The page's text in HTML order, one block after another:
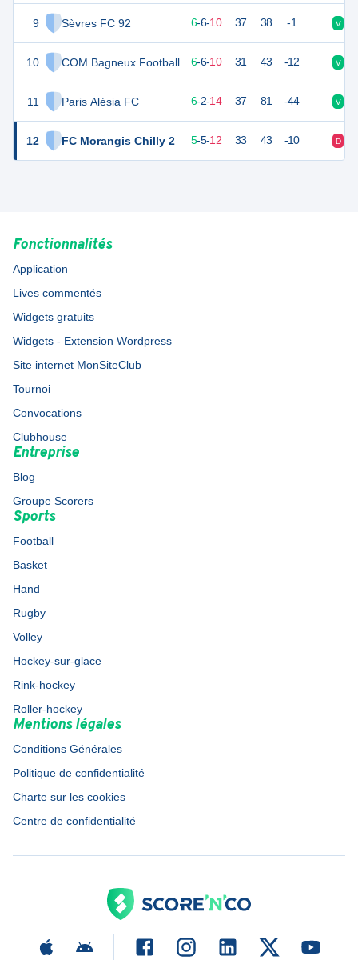
9 Sèvres FC 92
10 COM Bagneux Football
11 Paris Alésia FC
12 FC Morangis Chilly 2
6-6-10 37 38 -1 V
24 22 6-6-10 31 43 -12 V
6-2-14 37 81 -44 V
19 22 5-5-12 33 43 -10 D
Fonctionnalités
Application
Lives commentés
Widgets gratuits
Widgets - Extension Wordpress
Site internet MonSiteClub
Tournoi
Convocations
Clubhouse
Entreprise
Blog
Groupe Scorers
Sports
Football
Basket
Hand
Rugby
Volley
Hockey-sur-glace
Rink-hockey
Roller-hockey
Mentions légales
Conditions Générales
Politique de confidentialité
Charte sur les cookies
Centre de confidentialité